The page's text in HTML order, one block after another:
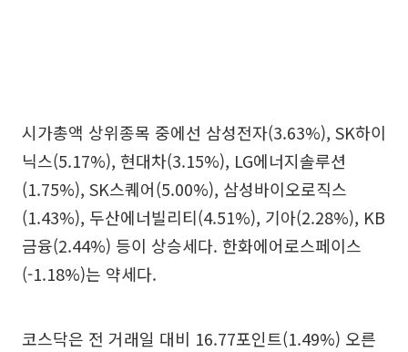
시가총액 상위종목 중에선 삼성전자(3.63%), SK하이
닉스(5.17%), 현대차(3.15%), LG에너지솔루션
(1.75%), SK스퀘어(5.00%), 삼성바이오로직스
(1.43%), 두산에너빌리티(4.51%), 기아(2.28%), KB
금융(2.44%) 등이 상승세다. 한화에어로스페이스
(-1.18%)는 약세다.
코스닥은 전 거래일 대비 16.77포인트(1.49%) 오른